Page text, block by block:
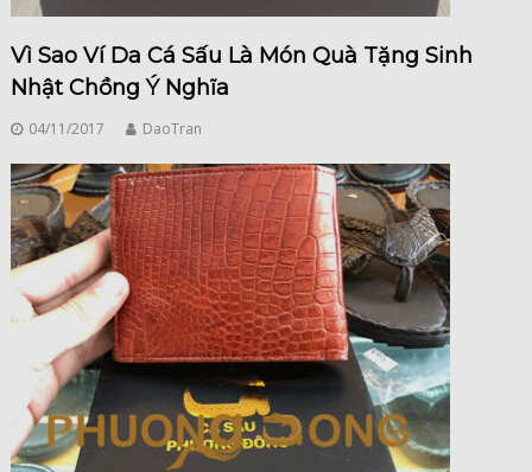
Vì Sao Ví Da Cá Sấu Là Món Quà Tặng Sinh
Nhật Chồng Ý Nghĩa
04/11/2017 DaoTran